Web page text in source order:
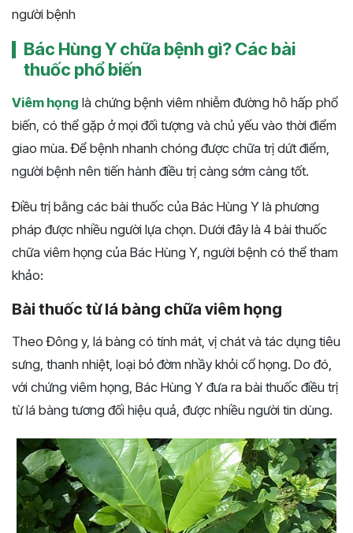
người bệnh
Bác Hùng Y chữa bệnh gì? Các bài
thuốc phổ biến
Viêm họng là chứng bệnh viêm nhiễm đường hô hấp phổ
biến, có thể gặp ở mọi đối tượng và chủ yếu vào thời điểm
giao mùa. Để bệnh nhanh chóng được chữa trị dứt điểm,
người bệnh nên tiến hành điều trị càng sớm càng tốt.
Điều trị bằng các bài thuốc của Bác Hùng Y là phương
pháp được nhiều người lựa chọn. Dưới đây là 4 bài thuốc
chữa viêm họng của Bác Hùng Y, người bệnh có thể tham
khảo:
Bài thuốc từ lá bàng chữa viêm họng
Theo Đông y, lá bàng có tính mát, vị chát và tác dụng tiêu
sưng, thanh nhiệt, loại bỏ đờm nhầy khỏi cổ họng. Do đó,
với chứng viêm họng, Bác Hùng Y đưa ra bài thuốc điều trị
từ lá bàng tương đối hiệu quả, được nhiều người tin dùng.